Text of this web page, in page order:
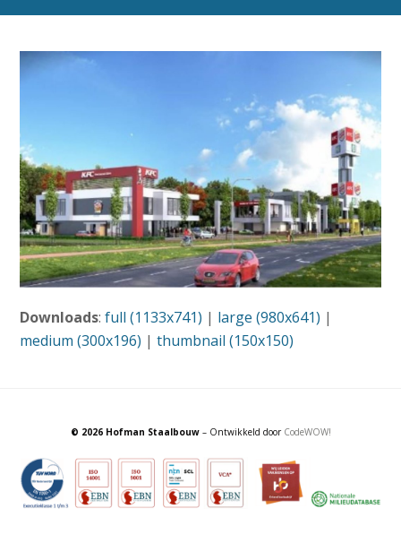
Downloads:full (1133x741) | large (980x641) |
medium (300x196) |thumbnail (150x150)
© 2026 Hofman Staalbouw– Ontwikkeld door CodeWOW!